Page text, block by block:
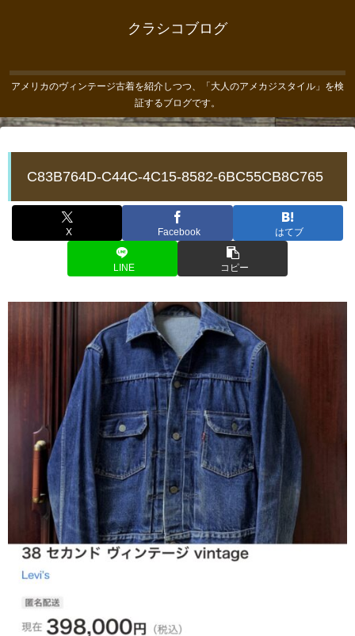
クラシコブログ
アメリカのヴィンテージ古着を紹介しつつ、「大人のアメカジスタイル」を検
証するブログです。
C83B764D-C44C-4C15-8582-6BC55CB8C765
X Facebook はてブ
LINE コピー